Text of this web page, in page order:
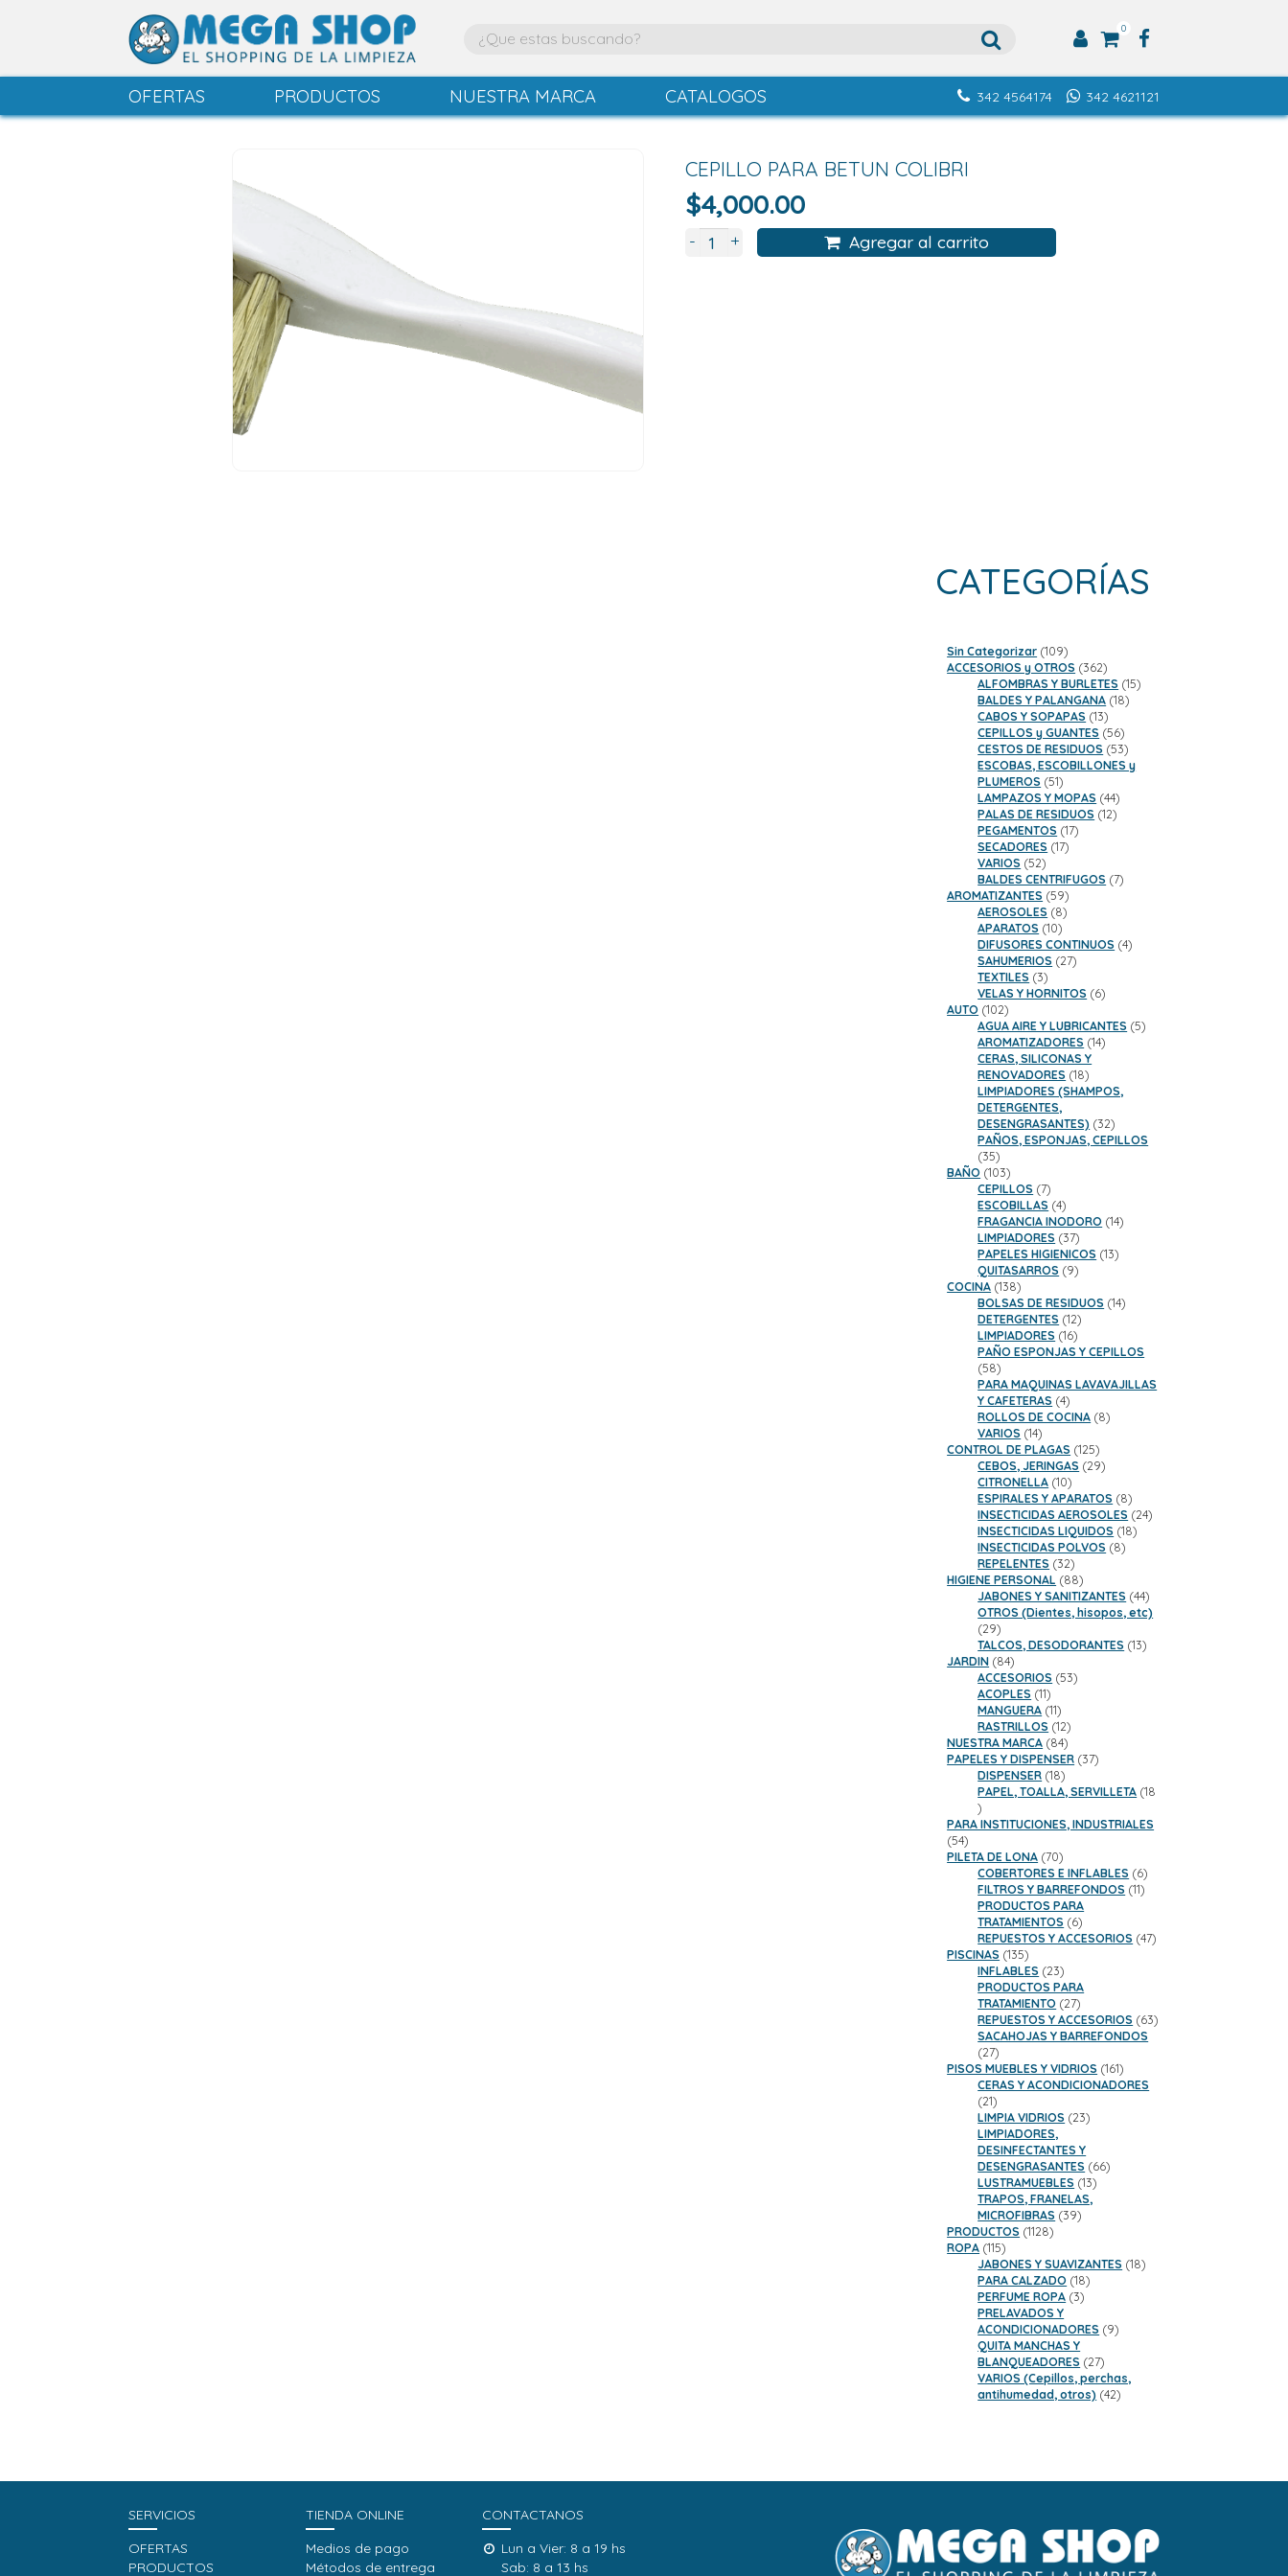
0
OFERTAS PRODUCTOS NUESTRA MARCA CATALOGOS 342 4621121
342 4564174
CEPILLO PARA BETUN COLIBRI
$4,000.00
- + Agregar al carrito
CATEGORÍAS
Sin Categorizar 109109
productos
ACCESORIOS y OTROS 362362
productos
ALFOMBRAS Y BURLETES 1515
BALDES Y PALANGANA 1818
CABOS Y SOPAPAS 1313
productos
CEPILLOS y GUANTES 5656
productos
CESTOS DE RESIDUOS 5353
productos
ESCOBAS, ESCOBILLONES y
PLUMEROS 5151
productos
LAMPAZOS Y MOPAS 4444
productos
PALAS DE RESIDUOS 1212
PEGAMENTOS 1717
SECADORES 1717
VARIOS 5252
productos
BALDES CENTRIFUGOS 77
AROMATIZANTES 5959
productos
AEROSOLES 88
APARATOS 1010
productos
DIFUSORES CONTINUOS 44
SAHUMERIOS 2727
TEXTILES 33
productos
VELAS Y HORNITOS 66
AUTO 102102
productos
AGUA AIRE Y LUBRICANTES 55
AROMATIZADORES 1414
CERAS, SILICONAS Y
RENOVADORES 1818
productos
LIMPIADORES (SHAMPOS,
DETERGENTES,
DESENGRASANTES) 3232
productos
PAÑOS, ESPONJAS, CEPILLOS
3535
productos
BAÑO 103103
productos
CEPILLOS 77
productos
ESCOBILLAS 44
productos
FRAGANCIA INODORO 1414
LIMPIADORES 3737
productos
PAPELES HIGIENICOS 1313
QUITASARROS 99
COCINA 138138
productos
BOLSAS DE RESIDUOS 1414
DETERGENTES 1212
productos
LIMPIADORES 1616
productos
PAÑO ESPONJAS Y CEPILLOS
5858
productos
PARA MAQUINAS LAVAVAJILLAS
Y CAFETERAS 44
productos
ROLLOS DE COCINA 88
VARIOS 1414
productos
CONTROL DE PLAGAS 125125
productos
CEBOS, JERINGAS 2929
CITRONELLA 1010
productos
ESPIRALES Y APARATOS 88
productos
INSECTICIDAS AEROSOLES 2424
INSECTICIDAS LIQUIDOS 1818
INSECTICIDAS POLVOS 88
REPELENTES 3232
productos
HIGIENE PERSONAL 8888
productos
JABONES Y SANITIZANTES 4444
productos
OTROS (Dientes, hisopos, etc)
2929
productos
TALCOS, DESODORANTES 1313
JARDIN 8484
productos
ACCESORIOS 5353
ACOPLES 1111
productos
MANGUERA 1111
productos
RASTRILLOS 1212
productos
NUESTRA MARCA 8484
productos
PAPELES Y DISPENSER 3737
DISPENSER 1818
productos
PAPEL, TOALLA, SERVILLETA 18
18
productos
PARA INSTITUCIONES, INDUSTRIALES
5454
productos
PILETA DE LONA 7070
productos
COBERTORES E INFLABLES 66
productos
FILTROS Y BARREFONDOS 1111
PRODUCTOS PARA
TRATAMIENTOS 66
productos
REPUESTOS Y ACCESORIOS 4747
PISCINAS 135135
productos
INFLABLES 2323
productos
PRODUCTOS PARA
TRATAMIENTO 2727
productos
REPUESTOS Y ACCESORIOS 6363
SACAHOJAS Y BARREFONDOS
2727
productos
PISOS MUEBLES Y VIDRIOS 161161
productos
CERAS Y ACONDICIONADORES
2121
productos
LIMPIA VIDRIOS 2323
LIMPIADORES,
DESINFECTANTES Y
DESENGRASANTES 6666
LUSTRAMUEBLES 1313
productos
TRAPOS, FRANELAS,
MICROFIBRAS 3939
PRODUCTOS 11281128
ROPA 115115
productos
JABONES Y SUAVIZANTES 1818
PARA CALZADO 1818
PERFUME ROPA 33
PRELAVADOS Y
ACONDICIONADORES 99
QUITA MANCHAS Y
BLANQUEADORES 2727
productos
VARIOS (Cepillos, perchas,
antihumedad, otros) 4242
SERVICIOS
OFERTAS
PRODUCTOS
TIENDA ONLINE
Medios de pago
Métodos de entrega
CONTACTANOS
Lun a Vier: 8 a 19 hs
Sab: 8 a 13 hs